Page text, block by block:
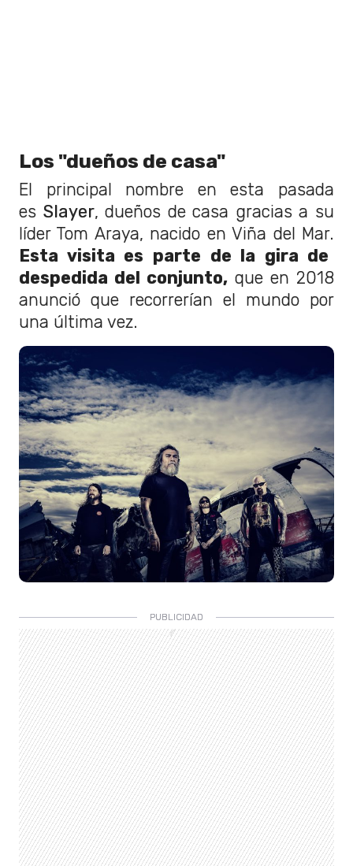
Los "dueños de casa"
El principal nombre en esta pasada
es Slayer, dueños de casa gracias a su
líder Tom Araya, nacido en Viña del Mar.
Esta visita es parte de la gira de
despedida del conjunto, que en 2018
anunció que recorrerían el mundo por
una última vez.